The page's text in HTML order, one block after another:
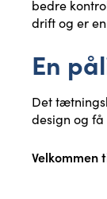
bedre
drift og er
En
Det
design og
Velkommen